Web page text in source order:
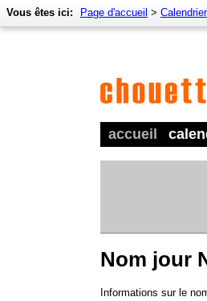
accueil
Vous êtes ici: Page d'accueil > Calendrier
Nom jour
Informations sur le